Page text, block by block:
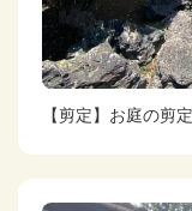
【剪定】お庭の剪